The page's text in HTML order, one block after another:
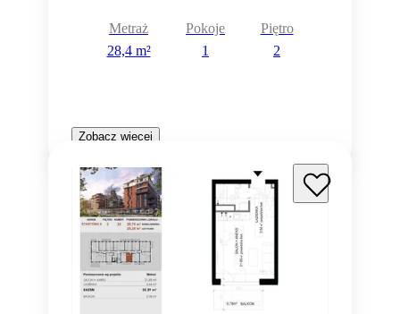
Metraż
28,4 m²
Pokoje
1
Piętro
2
Zobacz więcej